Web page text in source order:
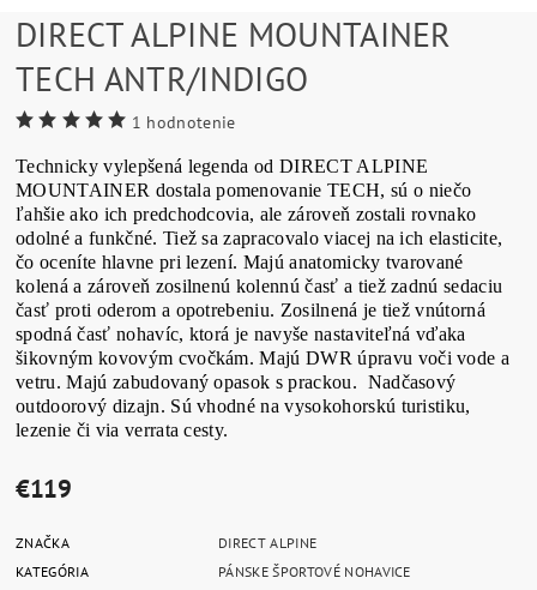
DIRECT ALPINE MOUNTAINER
TECH ANTR/INDIGO
1 hodnotenie
Technicky vylepšená legenda od DIRECT ALPINE
MOUNTAINER dostala pomenovanie TECH, sú o niečo
ľahšie ako ich predchodcovia, ale zároveň zostali rovnako
odolné a funkčné. Tiež sa zapracovalo viacej na ich elasticite,
čo oceníte hlavne pri lezení. Majú anatomicky tvarované
kolená a zároveň zosilnenú kolennú časť a tiež zadnú sedaciu
časť proti oderom a opotrebeniu. Zosilnená je tiež vnútorná
spodná časť nohavíc, ktorá je navyše nastaviteľná vďaka
šikovným kovovým cvočkám. Majú DWR úpravu voči vode a
vetru. Majú zabudovaný opasok s prackou. Nadčasový
outdoorový dizajn. Sú vhodné na vysokohorskú turistiku,
lezenie či via verrata cesty.
€119
ZNAČKA
DIRECT ALPINE
KATEGÓRIA
PÁNSKE ŠPORTOVÉ NOHAVICE